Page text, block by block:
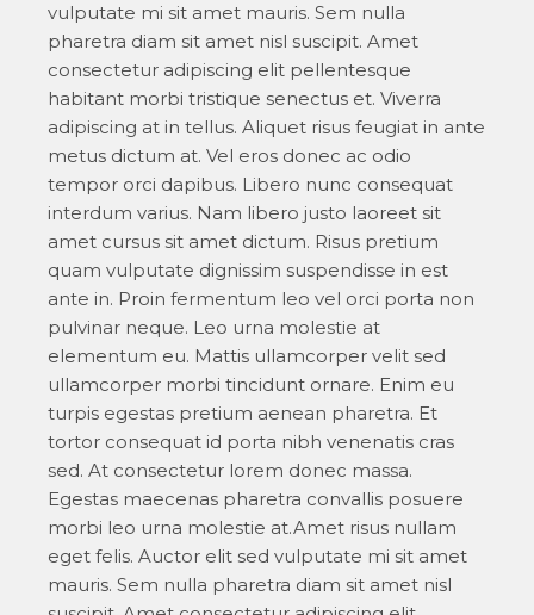
vulputate mi sit amet mauris. Sem nulla
pharetra diam sit amet nisl suscipit. Amet
consectetur adipiscing elit pellentesque
habitant morbi tristique senectus et. Viverra
adipiscing at in tellus. Aliquet risus feugiat in ante
metus dictum at. Vel eros donec ac odio
tempor orci dapibus. Libero nunc consequat
interdum varius. Nam libero justo laoreet sit
amet cursus sit amet dictum. Risus pretium
quam vulputate dignissim suspendisse in est
ante in. Proin fermentum leo vel orci porta non
pulvinar neque. Leo urna molestie at
elementum eu. Mattis ullamcorper velit sed
ullamcorper morbi tincidunt ornare. Enim eu
turpis egestas pretium aenean pharetra. Et
tortor consequat id porta nibh venenatis cras
sed. At consectetur lorem donec massa.
Egestas maecenas pharetra convallis posuere
morbi leo urna molestie at.Amet risus nullam
eget felis. Auctor elit sed vulputate mi sit amet
mauris. Sem nulla pharetra diam sit amet nisl